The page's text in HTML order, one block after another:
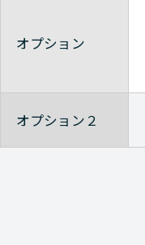
オプション
オプション２